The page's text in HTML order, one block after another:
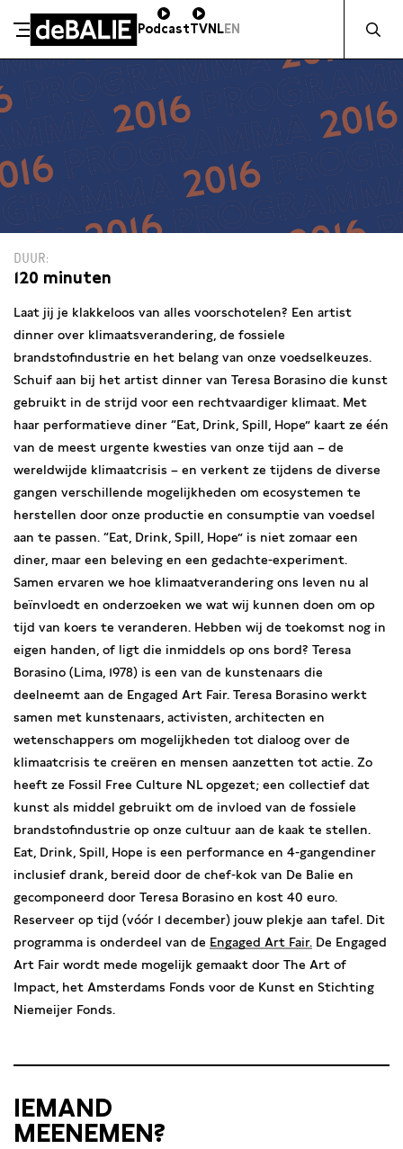
Meteen naar de content
De Balie
PodcastTVNLEN
DUUR
120 minuten
Laat jij je klakkeloos van alles voorschotelen? Een artist
dinner over klimaatsverandering, de fossiele
brandstofindustrie en het belang van onze voedselkeuzes.
Schuif aan bij het artist dinner van Teresa Borasino die kunst
gebruikt in de strijd voor een rechtvaardiger klimaat. Met
haar performatieve diner “Eat, Drink, Spill, Hope” kaart ze één
van de meest urgente kwesties van onze tijd aan – de
wereldwijde klimaatcrisis – en verkent ze tijdens de diverse
gangen verschillende mogelijkheden om ecosystemen te
herstellen door onze productie en consumptie van voedsel
aan te passen. “Eat, Drink, Spill, Hope” is niet zomaar een
diner, maar een beleving en een gedachte-experiment.
Samen ervaren we hoe klimaatverandering ons leven nu al
beïnvloedt en onderzoeken we wat wij kunnen doen om op
tijd van koers te veranderen. Hebben wij de toekomst nog in
eigen handen, of ligt die inmiddels op ons bord? Teresa
Borasino (Lima, 1978) is een van de kunstenaars die
deelneemt aan de Engaged Art Fair. Teresa Borasino werkt
samen met kunstenaars, activisten, architecten en
wetenschappers om mogelijkheden tot dialoog over de
klimaatcrisis te creëren en mensen aanzetten tot actie. Zo
heeft ze Fossil Free Culture NL opgezet; een collectief dat
kunst als middel gebruikt om de invloed van de fossiele
brandstofindustrie op onze cultuur aan de kaak te stellen.
Eat, Drink, Spill, Hope is een performance en 4-gangendiner
inclusief drank, bereid door de chef-kok van De Balie en
gecomponeerd door Teresa Borasino en kost 40 euro.
Reserveer op tijd (vóór 1 december) jouw plekje aan tafel. Dit
programma is onderdeel van de Engaged Art Fair. De Engaged
Art Fair wordt mede mogelijk gemaakt door The Art of
Impact, het Amsterdams Fonds voor de Kunst en Stichting
Niemeijer Fonds.
IEMAND
MEENEMEN?